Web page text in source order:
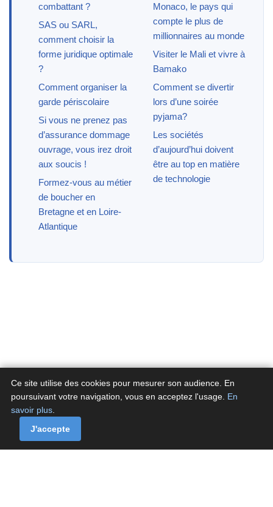
combattant ?
SAS ou SARL,
comment choisir la
forme juridique optimale
?
Comment organiser la
garde périscolaire
Si vous ne prenez pas
d’assurance dommage
ouvrage, vous irez droit
aux soucis !
Formez-vous au métier
de boucher en
Bretagne et en Loire-
Atlantique
Monaco, le pays qui
compte le plus de
millionnaires au monde
Visiter le Mali et vivre à
Bamako
Comment se divertir
lors d’une soirée
pyjama?
Les sociétés
d’aujourd’hui doivent
être au top en matière
de technologie
A propos
Politique de cookies de Fluxenet.fr
Ce site utilise des cookies pour mesurer son audience. En
poursuivant votre navigation, vous en acceptez l'usage. En
savoir plus
J'accepte